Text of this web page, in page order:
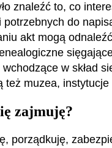
znaleźć to, co
potrzebnych do
akt mogą
wchodzące w skład
też muzea,
zajmuję?
porządkuję,